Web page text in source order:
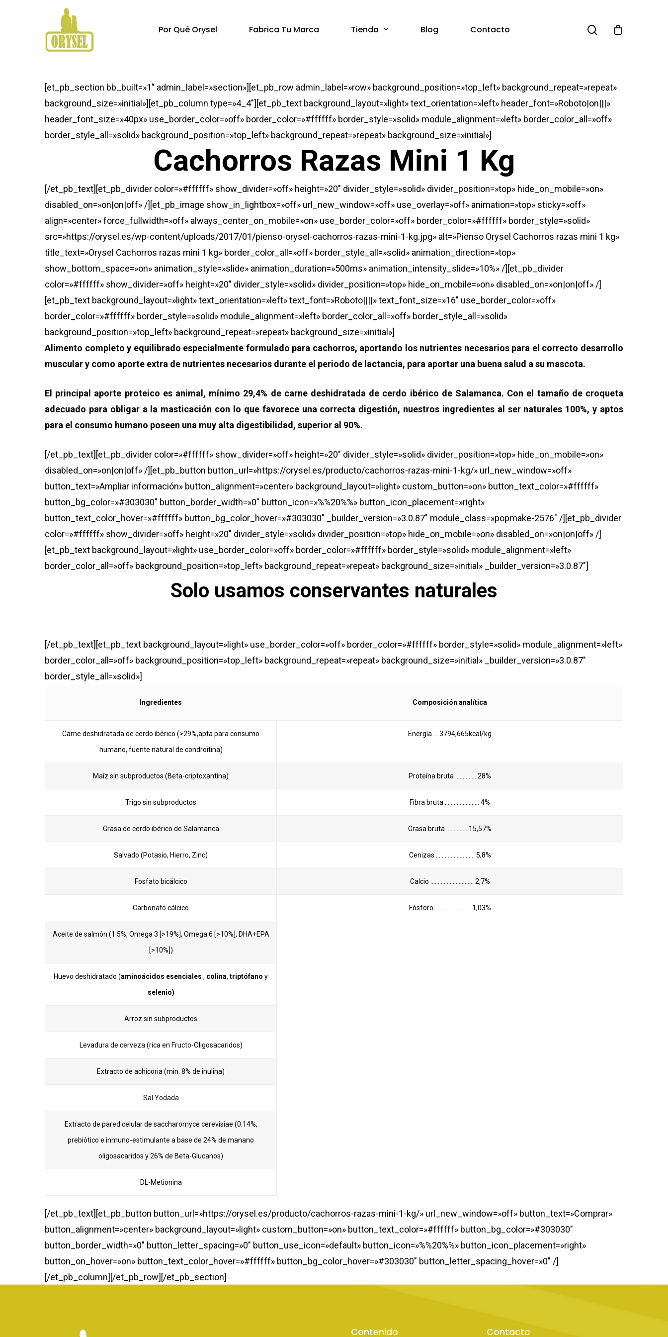
Hit enter to search or ESC to close
Por Qué Orysel Fabrica Tu Marca Tienda Blog Contacto search
[et_pb_section bb_built=»1″ admin_label=»section»][et_pb_row admin_label=»row» background_position=»top_left» background_repeat=»repeat»
background_size=»initial»][et_pb_column type=»4_4″][et_pb_text background_layout=»light» text_orientation=»left» header_font=»Roboto|on|||»
header_font_size=»40px» use_border_color=»off» border_color=»#ffffff» border_style=»solid» module_alignment=»left» border_color_all=»off»
border_style_all=»solid» background_position=»top_left» background_repeat=»repeat» background_size=»initial»]
Cachorros Razas Mini 1 Kg
[/et_pb_text][et_pb_divider color=»#ffffff» show_divider=»off» height=»20″ divider_style=»solid» divider_position=»top» hide_on_mobile=»on»
disabled_on=»on|on|off» /][et_pb_image show_in_lightbox=»off» url_new_window=»off» use_overlay=»off» animation=»top» sticky=»off»
align=»center» force_fullwidth=»off» always_center_on_mobile=»on» use_border_color=»off» border_color=»#ffffff» border_style=»solid»
src=»https://orysel.es/wp-content/uploads/2017/01/pienso-orysel-cachorros-razas-mini-1-kg.jpg» alt=»Pienso Orysel Cachorros razas mini 1 kg»
title_text=»Orysel Cachorros razas mini 1 kg» border_color_all=»off» border_style_all=»solid» animation_direction=»top»
show_bottom_space=»on» animation_style=»slide» animation_duration=»500ms» animation_intensity_slide=»10%» /][et_pb_divider
color=»#ffffff» show_divider=»off» height=»20″ divider_style=»solid» divider_position=»top» hide_on_mobile=»on» disabled_on=»on|on|off» /]
[et_pb_text background_layout=»light» text_orientation=»left» text_font=»Roboto||||» text_font_size=»16″ use_border_color=»off»
border_color=»#ffffff» border_style=»solid» module_alignment=»left» border_color_all=»off» border_style_all=»solid»
background_position=»top_left» background_repeat=»repeat» background_size=»initial»]
Alimento completo y equilibrado especialmente formulado para cachorros, aportando los nutrientes necesarios para el correcto desarrollo
muscular y como aporte extra de nutrientes necesarios durante el periodo de lactancia, para aportar una buena salud a su mascota.
El principal aporte proteico es animal, mínimo 29,4% de carne deshidratada de cerdo ibérico de Salamanca. Con el tamaño de croqueta
adecuado para obligar a la masticación con lo que favorece una correcta digestión, nuestros ingredientes al ser naturales 100%, y aptos
para el consumo humano poseen una muy alta digestibilidad, superior al 90%.
[/et_pb_text][et_pb_divider color=»#ffffff» show_divider=»off» height=»20″ divider_style=»solid» divider_position=»top» hide_on_mobile=»on»
disabled_on=»on|on|off» /][et_pb_button button_url=»https://orysel.es/producto/cachorros-razas-mini-1-kg/» url_new_window=»off»
button_text=»Ampliar información» button_alignment=»center» background_layout=»light» custom_button=»on» button_text_color=»#ffffff»
button_bg_color=»#303030″ button_border_width=»0″ button_icon=»%%20%%» button_icon_placement=»right»
button_text_color_hover=»#ffffff» button_bg_color_hover=»#303030″ _builder_version=»3.0.87″ module_class=»popmake-2576″ /][et_pb_divider
color=»#ffffff» show_divider=»off» height=»20″ divider_style=»solid» divider_position=»top» hide_on_mobile=»on» disabled_on=»on|on|off» /]
[et_pb_text background_layout=»light» use_border_color=»off» border_color=»#ffffff» border_style=»solid» module_alignment=»left»
border_color_all=»off» background_position=»top_left» background_repeat=»repeat» background_size=»initial» _builder_version=»3.0.87″]
Solo usamos conservantes naturales
[/et_pb_text][et_pb_text background_layout=»light» use_border_color=»off» border_color=»#ffffff» border_style=»solid» module_alignment=»left»
border_color_all=»off» background_position=»top_left» background_repeat=»repeat» background_size=»initial» _builder_version=»3.0.87″
border_style_all=»solid»]
Ingredientes Composición analítica
Carne deshidratada de cerdo ibérico (>29%,apta para consumo
humano, fuente natural de condroitina)
Energía … 3794,665kcal/kg
Maíz sin subproductos (Beta-criptoxantina) Proteína bruta ………….. 28%
Trigo sin subproductos Fibra bruta ………………….. 4%
Grasa de cerdo ibérico de Salamanca Grasa bruta ………….. 15,57%
Salvado (Potasio, Hierro, Zinc) Cenizas …………………….. 5,8%
Fosfato bicálcico Calcio ……………………….. 2,7%
Carbonato cálcico Fósforo …………………… 1,03%
Aceite de salmón (1.5%, Omega 3 [>19%], Omega 6 [>10%], DHA+EPA
[>10%])
Huevo deshidratado (aminoácidos esenciales , colina, triptófano y
selenio)
Arroz sin subproductos
Levadura de cerveza (rica en Fructo-Oligosacaridos)
Extracto de achicoria (min. 8% de inulina)
Sal Yodada
Extracto de pared celular de saccharomyce cerevisiae (0.14%,
prebiótico e inmuno-estimulante a base de 24% de manano
oligosacaridos y 26% de Beta-Glucanos)
DL-Metionina
[/et_pb_text][et_pb_button button_url=»https://orysel.es/producto/cachorros-razas-mini-1-kg/» url_new_window=»off» button_text=»Comprar»
button_alignment=»center» background_layout=»light» custom_button=»on» button_text_color=»#ffffff» button_bg_color=»#303030″
button_border_width=»0″ button_letter_spacing=»0″ button_use_icon=»default» button_icon=»%%20%%» button_icon_placement=»right»
button_on_hover=»on» button_text_color_hover=»#ffffff» button_bg_color_hover=»#303030″ button_letter_spacing_hover=»0″ /]
[/et_pb_column][/et_pb_row][/et_pb_section]
Contenido Contacto